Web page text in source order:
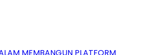
MEMBANGUN PLATFORM